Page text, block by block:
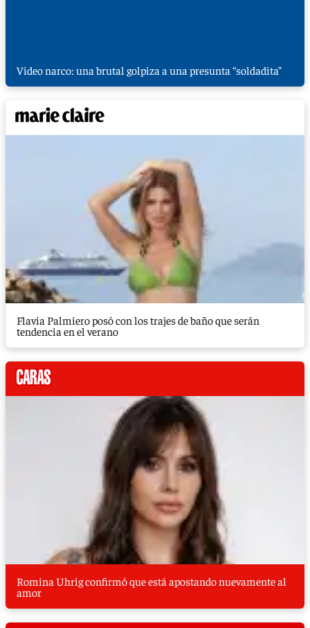
Video narco: una brutal golpiza a una presunta “soldadita”
Flavia Palmiero posó con los trajes de baño que serán
tendencia en el verano
Romina Uhrig confirmó que está apostando nuevamente al
amor